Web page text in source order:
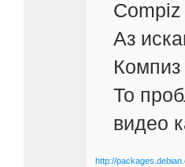
Аз
Компиз
То
видео
http://